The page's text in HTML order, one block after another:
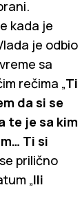
kada je
je odbio
sa
rečima „Ti
da si se
te je sa kim
Ti si
prilično
„Ili